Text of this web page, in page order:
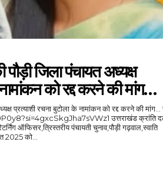
जिला पंचायत अध्यक्ष
को रद्द करने की मांग…
प्रत्याशी रचना बुटोला के नामांकन को रद्द करने की मांग... जागो
ऑफिसर,त्रिस्तरीय पंचायती चुनाव,पौड़ी गढ़वाल,स्वाति
2025 को...